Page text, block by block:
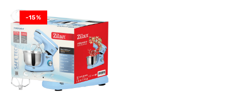
-15%